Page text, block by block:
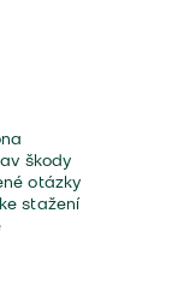
škody
otázky
stažení